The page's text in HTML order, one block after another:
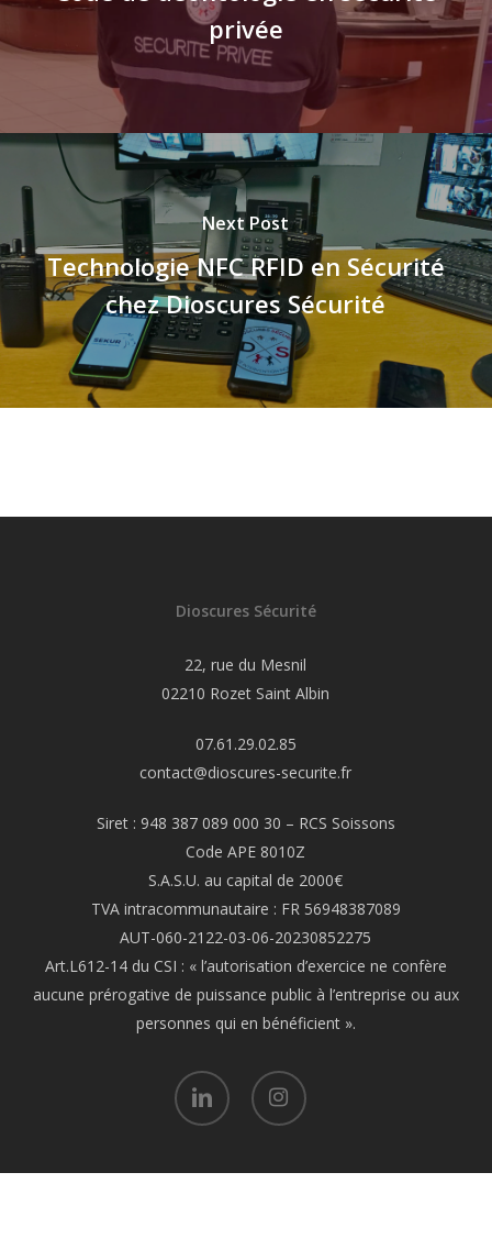
privée
Next Post
Technologie NFC RFID en Sécurité
chez Dioscures Sécurité
Dioscures Sécurité
22, rue du Mesnil
02210 Rozet Saint Albin
07.61.29.02.85
contact@dioscures-securite.fr
Siret : 948 387 089 000 30 – RCS Soissons
Code APE 8010Z
S.A.S.U. au capital de 2000€
TVA intracommunautaire : FR 56948387089
AUT-060-2122-03-06-20230852275
Art.L612-14 du CSI : « l’autorisation d’exercice ne confère
aucune prérogative de puissance public à l’entreprise ou aux
personnes qui en bénéficient ».
linkedin instagram